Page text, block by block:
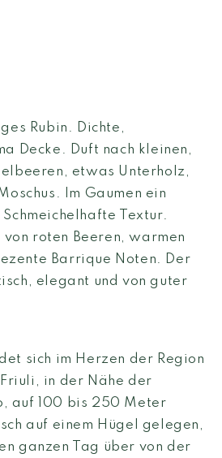
Rubin. Dichte,
Decke. Duft nach kleinen,
etwas Unterholz,
Im Gaumen ein
Textur.
roten Beeren, warmen
Barrique Noten. Der
elegant und von guter
sich im Herzen der Region
in der Nähe der
auf 100 bis 250 Meter
auf einem Hügel gelegen,
ganzen Tag über von der